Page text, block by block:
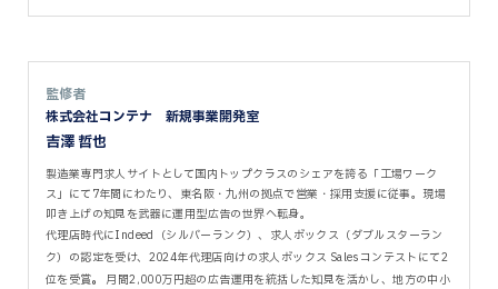
監修者
株式会社コンテナ 新規事業開発室
吉澤 哲也
製造業専門求人サイトとして国内トップクラスのシェアを誇る「工場ワーク
ス」にて7年間にわたり、東名阪・九州の拠点で営業・採用支援に従事。現場
叩き上げの知見を武器に運用型広告の世界へ転身。
代理店時代にIndeed（シルバーランク）、求人ボックス（ダブルスターラン
ク）の認定を受け、2024年代理店向けの求人ボックス Salesコンテストにて2
位を受賞。
月間2,000万円超の広告運用を統括した知見を活かし、地方の中小